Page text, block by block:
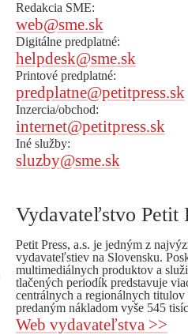
Redakcia SME:
web@sme.sk
Digitálne predplatné:
helpdesk@sme.sk
Printové predplatné:
predplatne@petitpress.sk
Inzercia/obchod:
internet@petitpress.sk
Iné služby:
sluzby@sme.sk
Vydavateľstvo Petit
Petit Press, a.s. je jedným z
vydavateľstiev na Slovensku.
multimediálnych produktov a
tlačených periodík predstavuje
centrálnych a regionálnych titulov
predaným nákladom vyše 545
Web vydavateľstva >>